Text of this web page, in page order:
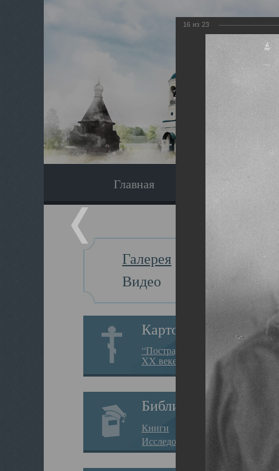
Главная Экскурсия
Галерея
Видео
Картотека
“Пострадавшие за веру в
XX веке на Севере”
Библиотека
Книги
Исследования
16 из 23